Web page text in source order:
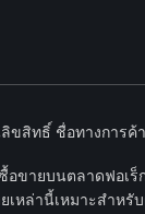
สิทธิ์ ชื่อทางการค้
อขายบนตลาดฟอเร็
เหล่านี้เหมาะสำห